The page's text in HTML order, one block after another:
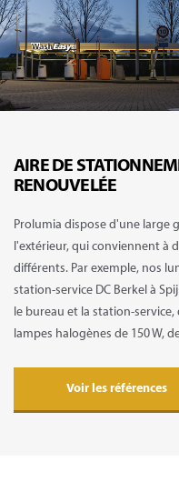
AIRE DE
RENOUVELÉE
Prolumia dispose d'une large
l'extérieur, qui conviennent à
différents. Par exemple, nos
station-service DC Berkel à
le bureau et la station-
lampes halogènes de 150 W,
Voir les références